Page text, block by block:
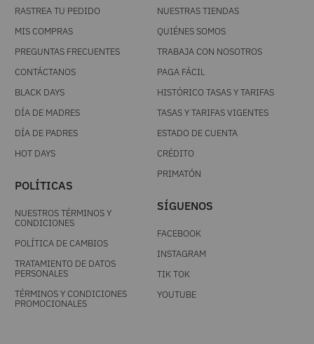
RASTREA TU PEDIDO
MIS COMPRAS
PREGUNTAS FRECUENTES
CONTÁCTANOS
BLACK DAYS
DÍA DE MADRES
DÍA DE PADRES
HOT DAYS
POLÍTICAS
NUESTROS TÉRMINOS Y
CONDICIONES
POLÍTICA DE CAMBIOS
TRATAMIENTO DE DATOS
PERSONALES
TÉRMINOS Y CONDICIONES
PROMOCIONALES
NUESTRAS TIENDAS
QUIÉNES SOMOS
TRABAJA CON NOSOTROS
PAGA FÁCIL
HISTÓRICO TASAS Y TARIFAS
TASAS Y TARIFAS VIGENTES
ESTADO DE CUENTA
CRÉDITO
PRIMATÓN
SÍGUENOS
FACEBOOK
INSTAGRAM
TIK TOK
YOUTUBE